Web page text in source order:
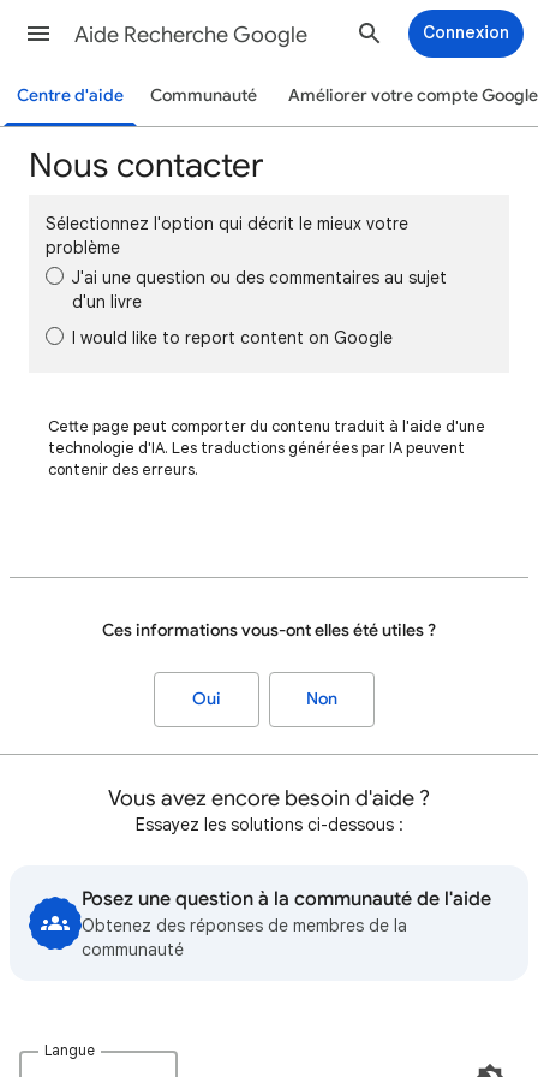
Aide Recherche Google Connexion
Centre d'aide Communauté Améliorer votre compte Google
Nous contacter
Sélectionnez l'option qui décrit le mieux votre
problème
J'ai une question ou des commentaires au sujet
d'un livre
I would like to report content on Google
Cette page peut comporter du contenu traduit à l'aide d'une
technologie d'IA. Les traductions générées par IA peuvent
contenir des erreurs.
Ces informations vous-ont elles été utiles ?
Oui Non
Vous avez encore besoin d'aide ?
Essayez les solutions ci-dessous :
Posez une question à la communauté de l'aide
Obtenez des réponses de membres de la
communauté
Langue